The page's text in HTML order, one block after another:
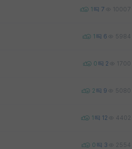
1 7 10007
1 6 5984
0 2 1700
2 9 5080
1 12 4402
0 3 2554